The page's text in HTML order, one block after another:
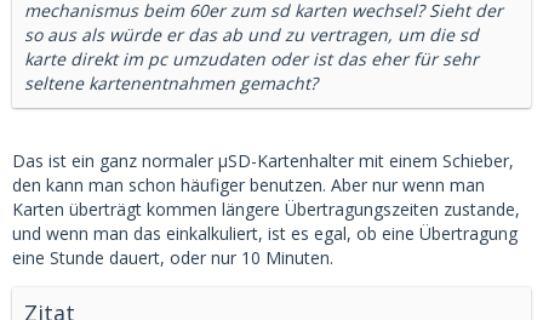
mechanismus beim 60er zum sd karten wechsel? Sieht der
so aus als würde er das ab und zu vertragen, um die sd
karte direkt im pc umzudaten oder ist das eher für sehr
seltene kartenentnahmen gemacht?
Das ist ein ganz normaler µSD-Kartenhalter mit einem Schieber,
den kann man schon häufiger benutzen. Aber nur wenn man
Karten überträgt kommen längere Übertragungszeiten zustande,
und wenn man das einkalkuliert, ist es egal, ob eine Übertragung
eine Stunde dauert, oder nur 10 Minuten.
Zitat